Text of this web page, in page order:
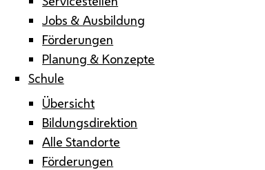
Jobs & Ausbildung
Förderungen
Planung & Konzepte
Schule
Übersicht
Bildungsdirektion
Alle Standorte
Förderungen